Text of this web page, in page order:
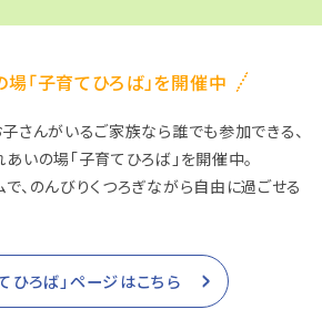
「子育てひろば」を開催中
さんがいるご家族なら誰でも参加できる、
いの場「子育てひろば」を開催中。
、のんびりくつろぎながら自由に過ごせる
ひろば」ページはこちら